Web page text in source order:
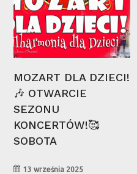
MOZART DLA DZIECI!
🎶 OTWARCIE
SEZONU
KONCERTÓW!🥰
SOBOTA
13 września 2025